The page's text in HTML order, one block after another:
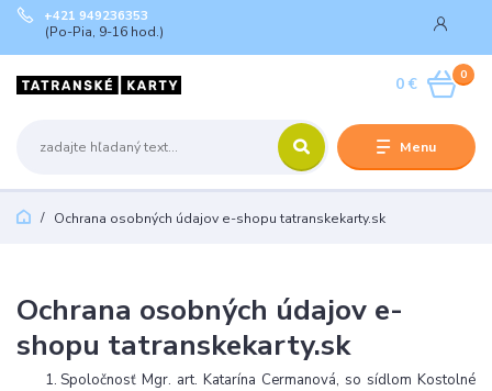
Menu
+421 949236353
(Po-Pia, 9-16 hod.)
0
0 €
Ochrana osobných údajov e-shopu tatranskekarty.sk
Ochrana osobných údajov e-
shopu tatranskekarty.sk
Spoločnosť Mgr. art. Katarína Cermanová, so sídlom Kostolné